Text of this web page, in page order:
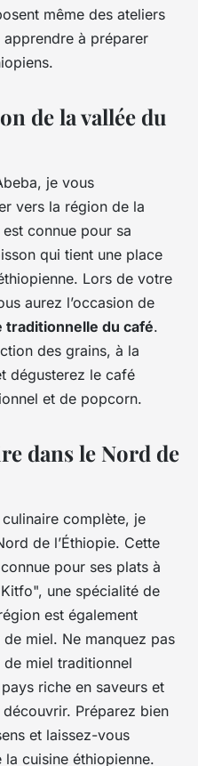
même des ateliers
à préparer
de la vallée du
je vous
vers la région de la
connue pour sa
qui tient une place
Lors de votre
aurez l’occasion de
traditionnelle du café.
des grains, à la
dégusterez le café
et de popcorn.
dans le Nord de
complète, je
de l’Éthiopie. Cette
pour ses plats à
une spécialité de
est également
miel. Ne manquez pas
de miel traditionnel
riche en saveurs et
Préparez bien
et laissez-vous
cuisine éthiopienne.